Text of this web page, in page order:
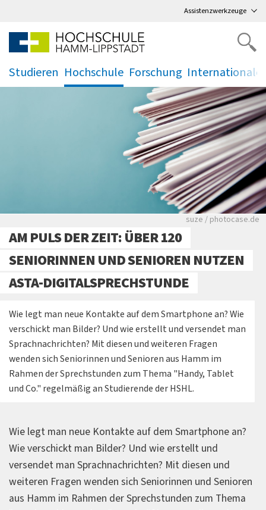
Assistenzwerkzeuge
Studieren
.
Hochschule
.
Forschung
. .
Viele Zeitungen.
suze / photocase.de
AM PULS DER ZEIT: ÜBER 120
SENIORINNEN UND SENIOREN NUTZEN
ASTA-DIGITALSPRECHSTUNDE
Wie legt man neue Kontakte auf dem Smartphone an? Wie
verschickt man Bilder? Und wie erstellt und versendet man
Sprachnachrichten? Mit diesen und weiteren Fragen
wenden sich Seniorinnen und Senioren aus Hamm im
Rahmen der Sprechstunden zum Thema "Handy, Tablet
und Co." regelmäßig an Studierende der HSHL.
Wie legt man neue Kontakte auf dem Smartphone an?
Wie verschickt man Bilder? Und wie erstellt und
versendet man Sprachnachrichten? Mit diesen und
weiteren Fragen wenden sich Seniorinnen und Senioren
aus Hamm im Rahmen der Sprechstunden zum Thema